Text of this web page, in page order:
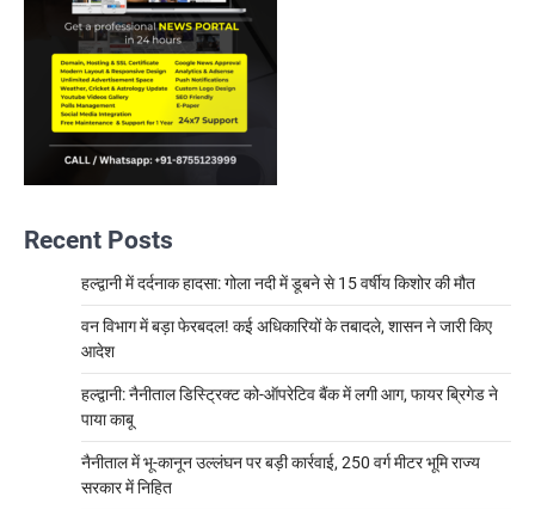
Recent Posts
हल्द्वानी में दर्दनाक हादसा: गोला नदी में डूबने से 15 वर्षीय किशोर की मौत
वन विभाग में बड़ा फेरबदल! कई अधिकारियों के तबादले, शासन ने जारी किए
आदेश
हल्द्वानी: नैनीताल डिस्ट्रिक्ट को-ऑपरेटिव बैंक में लगी आग, फायर ब्रिगेड ने
पाया काबू
नैनीताल में भू-कानून उल्लंघन पर बड़ी कार्रवाई, 250 वर्ग मीटर भूमि राज्य
सरकार में निहित